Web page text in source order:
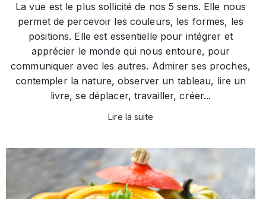
La vue est le plus sollicité de nos 5 sens. Elle nous
permet de percevoir les couleurs, les formes, les
positions. Elle est essentielle pour intégrer et
apprécier le monde qui nous entoure, pour
communiquer avec les autres. Admirer ses proches,
contempler la nature, observer un tableau, lire un
livre, se déplacer, travailler, créer...
Lire la suite